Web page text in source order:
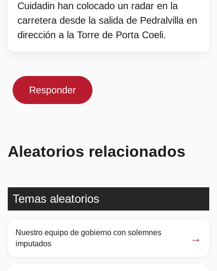
Cuidadin han colocado un radar en la
carretera desde la salida de Pedralvilla en
dirección a la Torre de Porta Coeli.
Responder
Aleatorios relacionados
Temas aleatorios
Nuestro equipo de gobierno con solemnes
imputados
→